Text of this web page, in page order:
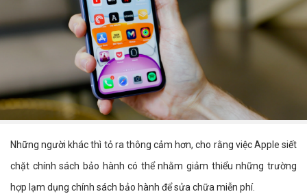
Những người khác thì tỏ ra thông cảm hơn, cho rằng việc Apple siết
chặt chính sách bảo hành có thể nhằm giảm thiểu những trường
hợp lạm dụng chính sách bảo hành để sửa chữa miễn phí.